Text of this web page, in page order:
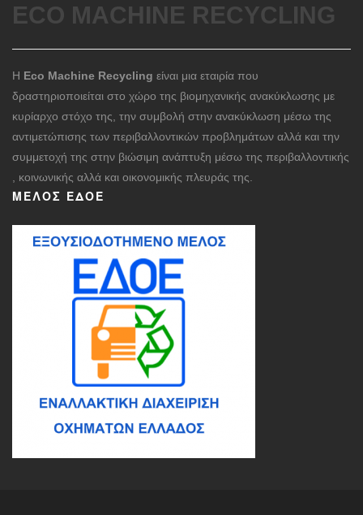
ECO MACHINE RECYCLING
Η Eco Machine Recycling είναι μια εταιρία που
δραστηριοποιείται στο χώρο της βιομηχανικής ανακύκλωσης με
κυρίαρχο στόχο της, την συμβολή στην ανακύκλωση μέσω της
αντιμετώπισης των περιβαλλοντικών προβλημάτων αλλά και την
συμμετοχή της στην βιώσιμη ανάπτυξη μέσω της περιβαλλοντικής
, κοινωνικής αλλά και οικονομικής πλευράς της.
ΜΈΛΟΣ ΕΔΟΕ